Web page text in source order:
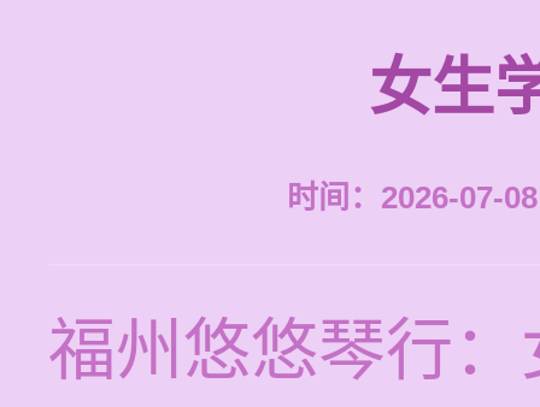
女生
时间：2026-07-
福州悠悠琴行